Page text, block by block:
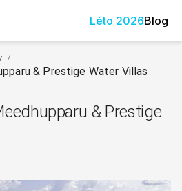
Léto 2026Blog
/
& Prestige Water Villas
& Prestige